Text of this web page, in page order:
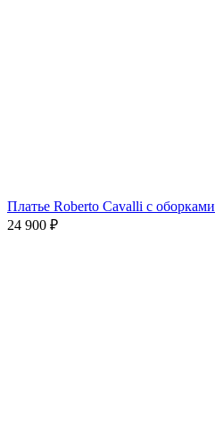
Платье Roberto Cavalli с оборками
24 900 ₽